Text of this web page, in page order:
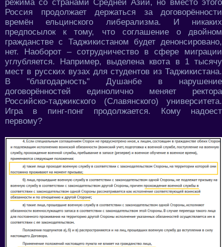
режима со странами Средней Азии, но вместо этого
Россия продолжает держаться за договорённости
времён ельцинского либерализма. И никаких
предпосылок к тому, что соглашение о двойном
гражданстве с Таджикистаном будет денонсировано,
нет. Наоборот – сотрудничество в сфере миграции
углубляется. Например, выделена квота в 1 тысячу
мест в русских вузах для студентов из Таджикистана.
В "благодарность" Душанбе в нарушение
договорённостей единолично меняет ректора
Российско-таджикского (Славянского) университета.
Игра в пинг-понг продолжается. Кому надоест
первому?